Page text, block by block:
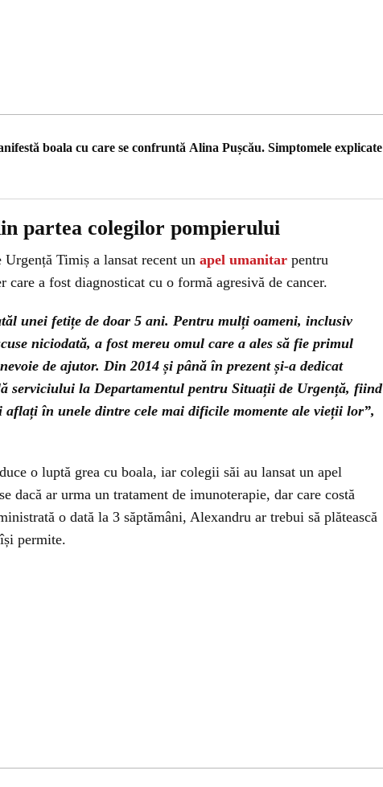
boala cu care se confruntă Alina Pușcău. Simptomele explicate
partea colegilor pompierului
Timiș a lansat recent un apel umanitar pentru
a fost diagnosticat cu o formă agresivă de cancer.
unei fetițe de doar 5 ani. Pentru mulți oameni, inclusiv
niciodată, a fost mereu omul care a ales să fie primul
de ajutor. Din 2014 și până în prezent și-a dedicat
serviciului la Departamentul pentru Situații de Urgență, fiind
în unele dintre cele mai dificile momente ale vieții lor”,
o luptă grea cu boala, iar colegii săi au lansat un apel
dacă ar urma un tratament de imunoterapie, dar care costă
o dată la 3 săptămâni, Alexandru ar trebui să plătească
permite.